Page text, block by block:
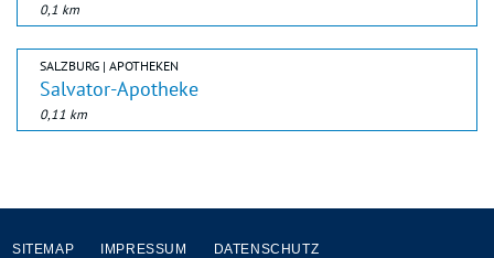
0,1 km
SALZBURG | APOTHEKEN
Salvator-Apotheke
0,11 km
SITEMAP IMPRESSUM DATENSCHUTZ